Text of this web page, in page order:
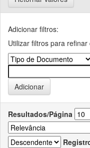
Adicionar filtros:
Utilizar filtros para
Resultados/Página